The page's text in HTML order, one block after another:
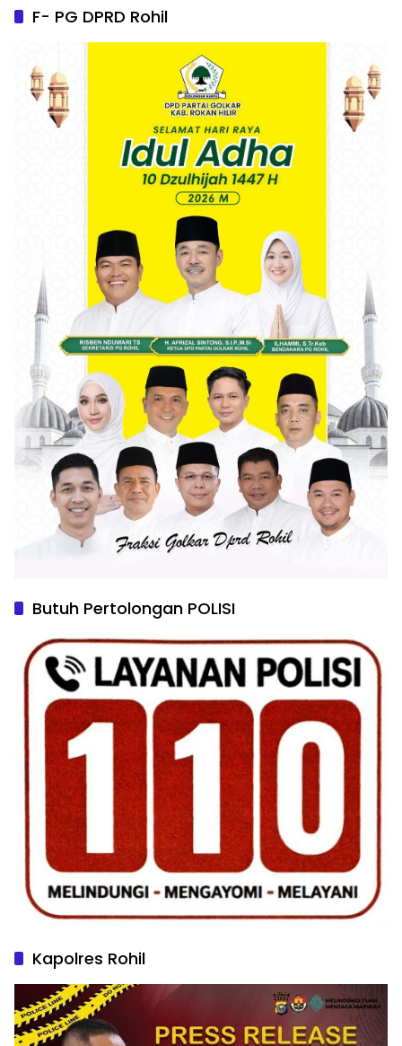
F- PG DPRD Rohil
Butuh Pertolongan POLISI
Kapolres Rohil